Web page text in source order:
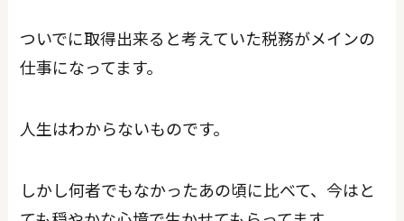
ついでに取得出来ると考えていた税務がメインの
仕事になってます。
人生はわからないものです。
しかし何者でもなかったあの頃に比べて、今はと